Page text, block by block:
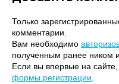
Только
комментарии.
Вам необходимо
полученным ранее ником
Если вы впервые на
формы регистрации